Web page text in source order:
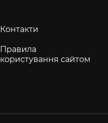
Контакти
Правила
користування сайтом